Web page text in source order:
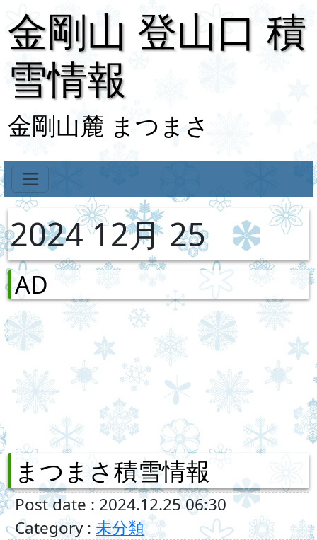
金剛山 登山口 積
雪情報
金剛山麓 まつまさ
2024 12月 25
AD
まつまさ積雪情報
Post date : 2024.12.25 06:30
Category :未分類